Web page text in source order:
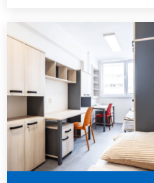
Slavnostně
jsme
otevřeli
blok
kolejí
Strahov